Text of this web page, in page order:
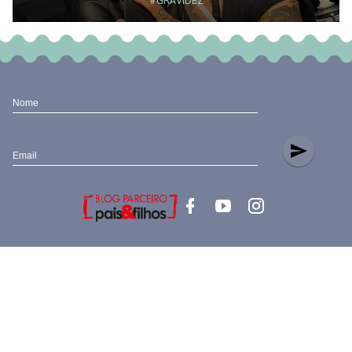
Nome
Email send